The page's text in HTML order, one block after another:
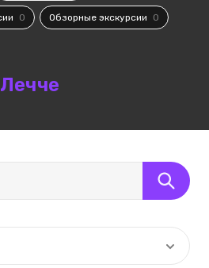
0 Обзорные экскурсии 0
Лечче